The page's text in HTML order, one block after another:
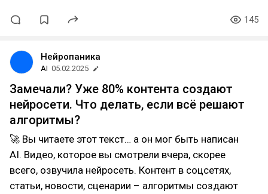
145
Нейропаника
AI 05.02.2025
Замечали? Уже 80% контента создают
нейросети. Что делать, если всё решают
алгоритмы?
🚀 Вы читаете этот текст… а он мог быть написан
AI. Видео, которое вы смотрели вчера, скорее
всего, озвучила нейросеть. Контент в соцсетях,
статьи, новости, сценарии – алгоритмы создают